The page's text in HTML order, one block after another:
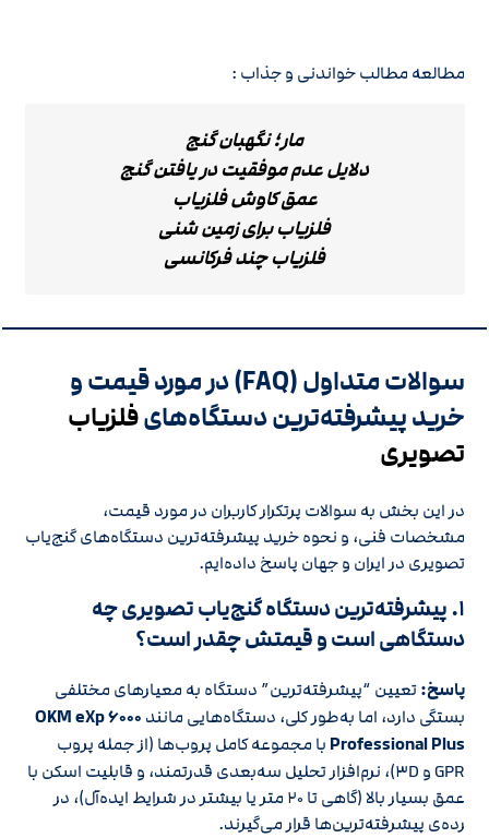
مطالعه مطالب خواندنی و جذاب :
مار؛ نگهبان گنج
دلایل عدم موفقیت در یافتن گنج
عمق کاوش فلزیاب
فلزیاب برای زمین شنی
فلزیاب چند فرکانسی
سوالات متداول (FAQ) در مورد قیمت و
خرید پیشرفته‌ترین دستگاه‌هایفلزیاب
تصویری
در این بخش به سوالات پرتکرار کاربران در مورد قیمت،
مشخصات فنی، و نحوه خرید پیشرفته‌ترین دستگاه‌های گنج‌یاب
تصویری در ایران و جهان پاسخ داده‌ایم.
۱. پیشرفته‌ترین دستگاه گنج‌یاب تصویری چه
دستگاهی است و قیمتش چقدر است؟
پاسخ:تعیین “پیشرفته‌ترین” دستگاه به معیارهای مختلفی
بستگی دارد، اما به‌طور کلی، دستگاه‌هایی مانند OKM eXp ۶۰۰۰
Professional Plus با مجموعه کامل پروب‌ها (از جمله پروب
GPR و ۳D)، نرم‌افزار تحلیل سه‌بعدی قدرتمند، و قابلیت اسکن با
عمق بسیار بالا (گاهی تا ۲۰ متر یا بیشتر در شرایط ایده‌آل)، در
رده‌ی پیشرفته‌ترین‌ها قرار می‌گیرند.